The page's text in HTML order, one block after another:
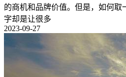
的商机和品牌价值。但是，如何取
字却是让很多
2023-09-27